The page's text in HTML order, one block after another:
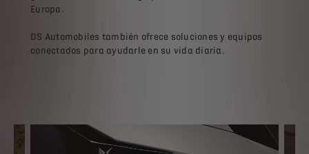
Europa.
DS Automobiles también ofrece soluciones y equipos
conectados para ayudarle en su vida diaria.